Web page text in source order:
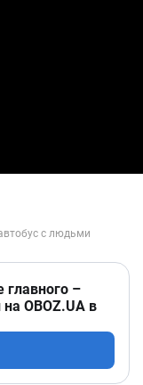
главного –
OBOZ.UA в